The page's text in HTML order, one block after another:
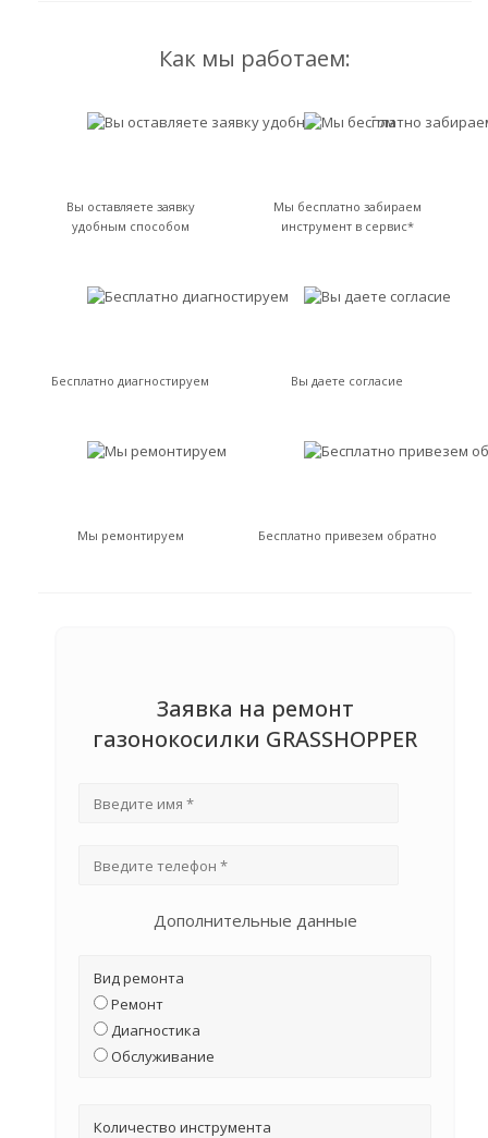
Как мы работаем:
Вы оставляете заявку
удобным способом
Мы бесплатно забираем
инструмент в сервис*
Бесплатно диагностируем Вы даете согласие
Мы ремонтируем Бесплатно привезем обратно
Заявка на ремонт
газонокосилки GRASSHOPPER
Дополнительные данные
Вид ремонта
Ремонт
Диагностика
Обслуживание
Количество инструмента